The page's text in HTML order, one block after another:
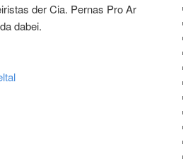
der Cia. Pernas Pro Ar
dabei.